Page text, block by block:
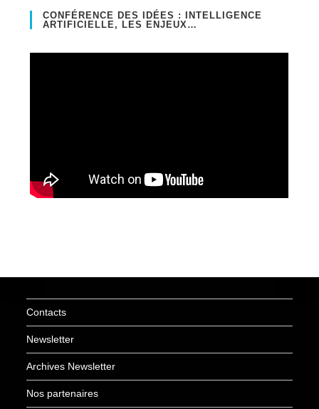
CONFÉRENCE DES IDÉES : INTELLIGENCE
ARTIFICIELLE, LES ENJEUX…
Contacts
Newsletter
Archives Newsletter
Nos partenaires